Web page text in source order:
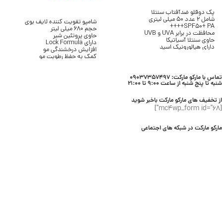
پک دوقلو ضدآفتاب سنتلا
شامل 2 عدد 50 میلی لیتری
SPF50+ PA++++
محافظت در برابر UVA و UVB
حاوی سنتلا آسیاتیکا
دارای هیالورونیک اسید
محصول برند SKIN1004
شامپو تقویت کننده لایف بوی
حجم 680 میلی لیتر
حاوی پروتئین شیر
دارای Lock Formula
افزایش درخشندگی مو
کمک به حفظ رطوبت مو
تماس با مارکو مارکت: 09037357497
شنبه تا پنج شنبه از ساعت 9:00 تا 21:00
از تخفیف های مارکو مارکت باخبر شوید
[mc4wp_form id="68"]
مارکو مارکت در شبکه های اجتماعی